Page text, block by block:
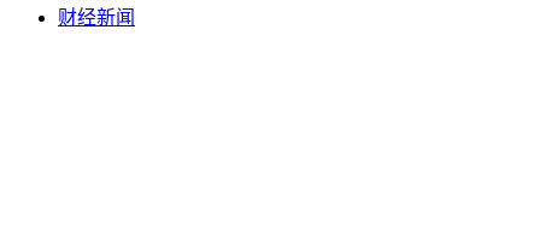
财经新闻